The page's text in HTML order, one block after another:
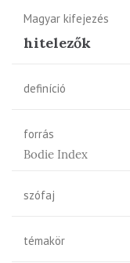
Magyar kifejezés
hitelezők
definíció
forrás
Bodie Index
szófaj
témakör